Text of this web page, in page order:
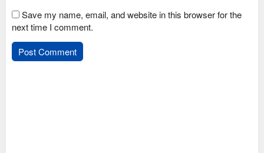
Save my name, email, and website in this browser for the
next time I comment.